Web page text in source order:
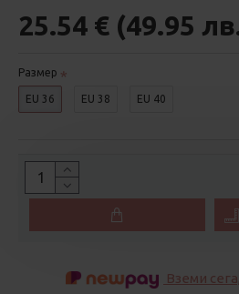
25.54 € (49.95
Размер
EU 36 EU 38 EU 40
Вземи